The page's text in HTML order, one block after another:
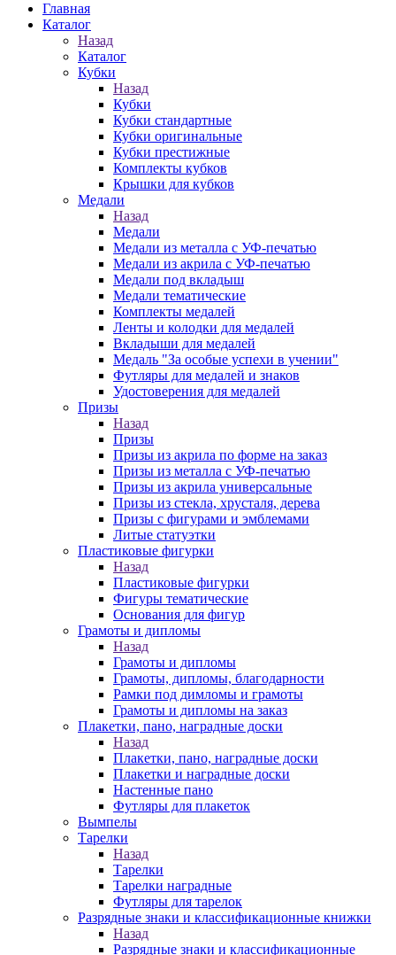
Главная
Каталог
Назад
Каталог
Кубки
Назад
Кубки
Кубки стандартные
Кубки оригинальные
Кубки престижные
Комплекты кубков
Крышки для кубков
Медали
Назад
Медали
Медали из металла с УФ-печатью
Медали из акрила с УФ-печатью
Медали под вкладыш
Медали тематические
Комплекты медалей
Ленты и колодки для медалей
Вкладыши для медалей
Медаль "За особые успехи в учении"
Футляры для медалей и знаков
Удостоверения для медалей
Призы
Назад
Призы
Призы из акрила по форме на заказ
Призы из металла с УФ-печатью
Призы из акрила универсальные
Призы из стекла, хрусталя, дерева
Призы с фигурами и эмблемами
Литые статуэтки
Пластиковые фигурки
Назад
Пластиковые фигурки
Фигуры тематические
Основания для фигур
Грамоты и дипломы
Назад
Грамоты и дипломы
Грамоты, дипломы, благодарности
Рамки под димломы и грамоты
Грамоты и дипломы на заказ
Плакетки, пано, наградные доски
Назад
Плакетки, пано, наградные доски
Плакетки и наградные доски
Настенные пано
Футляры для плакеток
Вымпелы
Тарелки
Назад
Тарелки
Тарелки наградные
Футляры для тарелок
Разрядные знаки и классификационные книжки
Назад
Разрядные знаки и классификационные